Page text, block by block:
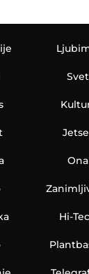
Svet
Ona
Hi-